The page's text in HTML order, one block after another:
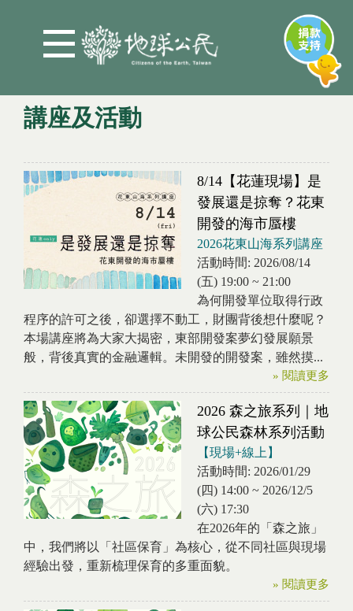
講座及活動
您在這裡
8/14【花蓮現場】是
發展還是掠奪？花東
開發的海市蜃樓
2026花東山海系列講座
活動時間: 2026/08/14
(五) 19:00 ~ 21:00
為何開發單位取得行政
程序的許可之後，卻選擇不動工，財團背後想什麼呢？
本場講座將為大家大揭密，東部開發案夢幻發展願景
般，背後真實的金融邏輯。未開發的開發案，雖然摸...
» 閱讀更多
2026 森之旅系列｜地
球公民森林系列活動
【現場+線上】
活動時間: 2026/01/29
(四) 14:00 ~ 2026/12/5
(六) 17:30
在2026年的「森之旅」
中，我們將以「社區保育」為核心，從不同社區與現場
經驗出發，重新梳理保育的多重面貌。
» 閱讀更多